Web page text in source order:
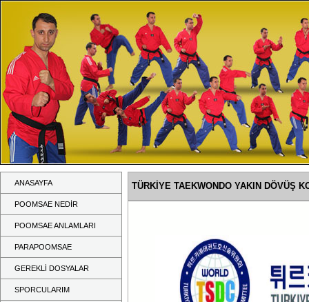
ANASAYFA
POOMSAE NEDİR
POOMSAE ANLAMLARI
PARAPOOMSAE
GEREKLİ DOSYALAR
SPORCULARIM
TÜRKİYE TAEKWONDO YAKIN DÖVÜŞ